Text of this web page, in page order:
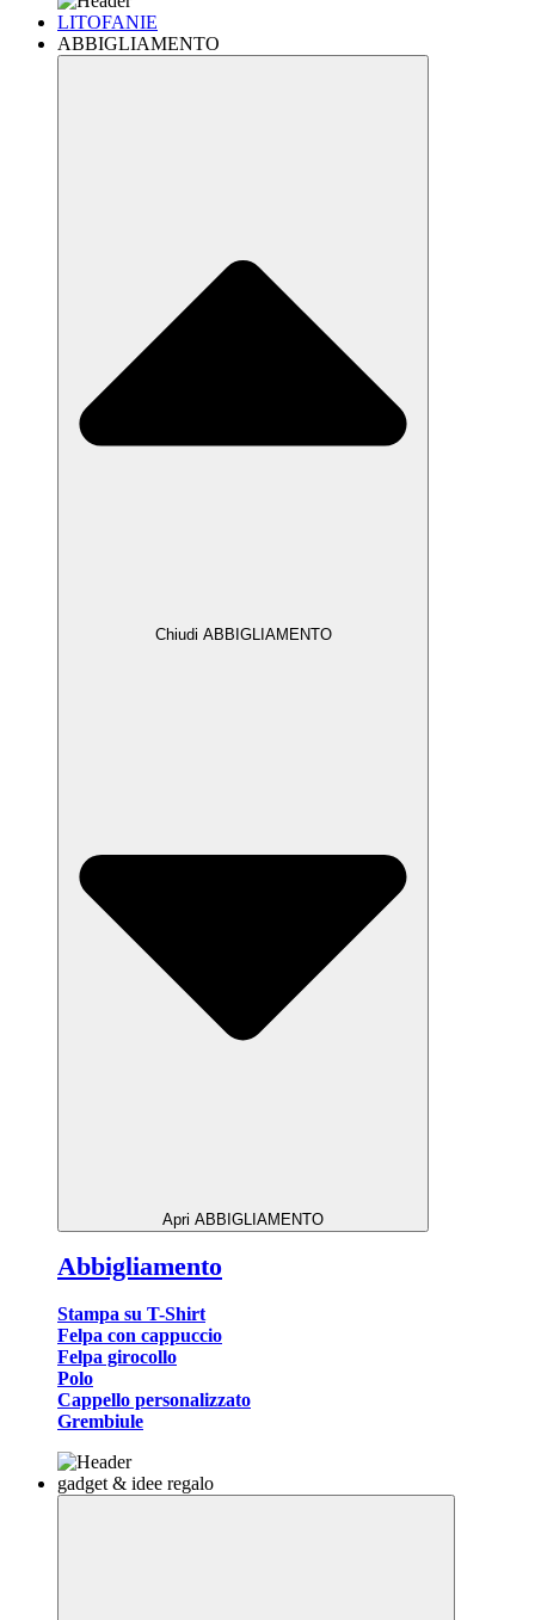
LITOFANIE
ABBIGLIAMENTO
Chiudi ABBIGLIAMENTO
Apri ABBIGLIAMENTO
Abbigliamento
Stampa su T-Shirt
Felpa con cappuccio
Felpa girocollo
Polo
Cappello personalizzato
Grembiule
gadget & idee regalo